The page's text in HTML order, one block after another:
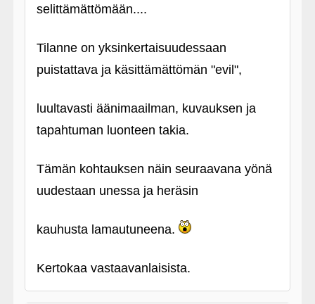
selittämättömään....
Tilanne on yksinkertaisuudessaan
puistattava ja käsittämättömän "evil",
luultavasti äänimaailman, kuvauksen ja
tapahtuman luonteen takia.
Tämän kohtauksen näin seuraavana yönä
uudestaan unessa ja heräsin
kauhusta lamautuneena.
Kertokaa vastaavanlaisista.